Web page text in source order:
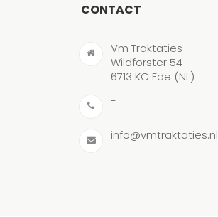
CONTACT
Vm Traktaties
Wildforster 54
6713 KC Ede (NL)
-
info@vmtraktaties.nl